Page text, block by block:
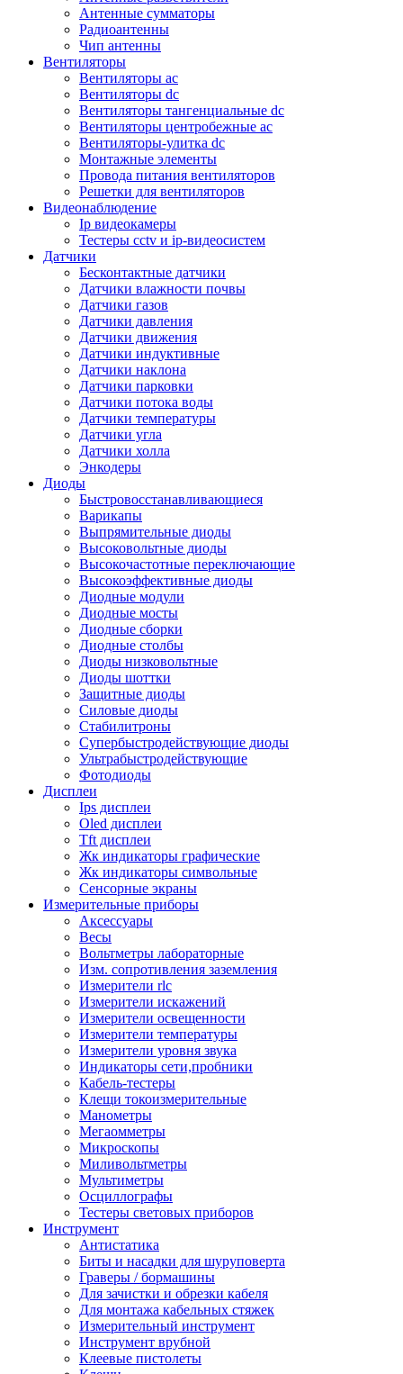
Антенные сумматоры
Радиоантенны
Чип антенны
Вентиляторы
Вентиляторы ac
Вентиляторы dc
Вентиляторы тангенциальные dc
Вентиляторы центробежные ac
Вентиляторы-улитка dc
Монтажные элементы
Провода питания вентиляторов
Решетки для вентиляторов
Видеонаблюдение
Ip видеокамеры
Тестеры cctv и ip-видеосистем
Датчики
Бесконтактные датчики
Датчики влажности почвы
Датчики газов
Датчики давления
Датчики движения
Датчики индуктивные
Датчики наклона
Датчики парковки
Датчики потока воды
Датчики температуры
Датчики угла
Датчики холла
Энкодеры
Диоды
Быстровосстанавливающиеся
Варикапы
Выпрямительные диоды
Высоковольтные диоды
Высокочастотные переключающие
Высокоэффективные диоды
Диодные модули
Диодные мосты
Диодные сборки
Диодные столбы
Диоды низковольтные
Диоды шоттки
Защитные диоды
Силовые диоды
Стабилитроны
Супербыстродействующие диоды
Ультрабыстродействующие
Фотодиоды
Дисплеи
Ips дисплеи
Oled дисплеи
Tft дисплеи
Жк индикаторы графические
Жк индикаторы символьные
Сенсорные экраны
Измерительные приборы
Аксессуары
Весы
Вольтметры лабораторные
Изм. сопротивления заземления
Измерители rlc
Измерители искажений
Измерители освещенности
Измерители температуры
Измерители уровня звука
Индикаторы сети,пробники
Кабель-тестеры
Клещи токоизмерительные
Манометры
Мегаомметры
Микроскопы
Миливольтметры
Мультиметры
Осциллографы
Тестеры световых приборов
Инструмент
Антистатика
Биты и насадки для шуруповерта
Граверы / бормашины
Для зачистки и обрезки кабеля
Для монтажа кабельных стяжек
Измерительный инструмент
Инструмент врубной
Клеевые пистолеты